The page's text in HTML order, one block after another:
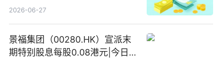
份、寒武纪、澜起科技 观速讯
2026-06-27
景福集团（00280.HK）宣派末
期特别股息每股0.08港元|今日快